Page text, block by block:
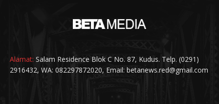
Alamat: Salam Residence Blok C No. 87, Kudus. Telp. (0291)
2916432, WA: 082297872020, Email: betanews.red@gmail.com